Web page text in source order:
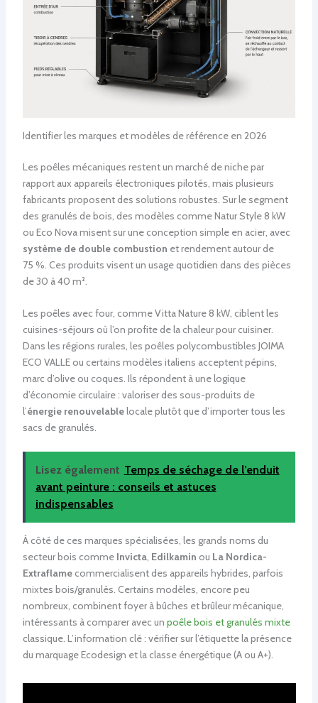
Identifier les marques et modèles de référence en 2026
Les poêles mécaniques restent un marché de niche par
rapport aux appareils électroniques pilotés, mais plusieurs
fabricants proposent des solutions robustes. Sur le segment
des granulés de bois, des modèles comme Natur Style 8 kW
ou Eco Nova misent sur une conception simple en acier, avec
système de double combustion et rendement autour de
75 %. Ces produits visent un usage quotidien dans des pièces
de 30 à 40 m².
Les poêles avec four, comme Vitta Nature 8 kW, ciblent les
cuisines-séjours où l’on profite de la chaleur pour cuisiner.
Dans les régions rurales, les poêles polycombustibles JOIMA
ECO VALLE ou certains modèles italiens acceptent pépins,
marc d’olive ou coques. Ils répondent à une logique
d’économie circulaire : valoriser des sous-produits de
l’énergie renouvelablelocale plutôt que d’importer tous les
sacs de granulés.
Lisez également Temps de séchage de l’enduit
avant peinture : conseils et astuces
indispensables
À côté de ces marques spécialisées, les grands noms du
secteur bois comme Invicta, Edilkamin ou La Nordica-
Extraflamecommercialisent des appareils hybrides, parfois
mixtes bois/granulés. Certains modèles, encore peu
nombreux, combinent foyer à bûches et brûleur mécanique,
intéressants à comparer avec un poêle bois et granulés mixte
classique. L’information clé : vérifier sur l’étiquette la présence
du marquage Ecodesign et la classe énergétique (A ou A+).